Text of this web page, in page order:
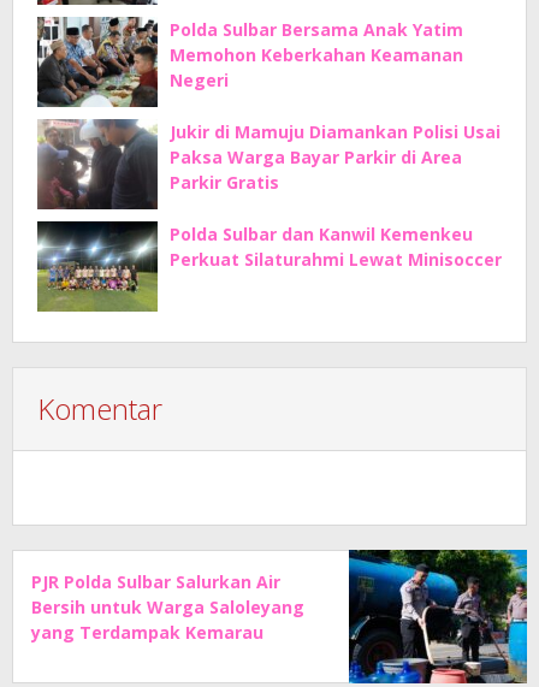
Polda Sulbar Bersama Anak Yatim
Memohon Keberkahan Keamanan
Negeri
Jukir di Mamuju Diamankan Polisi Usai
Paksa Warga Bayar Parkir di Area
Parkir Gratis
Polda Sulbar dan Kanwil Kemenkeu
Perkuat Silaturahmi Lewat Minisoccer
Komentar
PJR Polda Sulbar Salurkan Air
Bersih untuk Warga Saloleyang
yang Terdampak Kemarau